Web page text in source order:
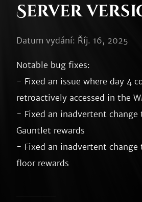
Server
Datum vydání: Říj. 16, 2025
Notable bug fixes:
- Fixed an issue where day 4
retroactively accessed in the
- Fixed an inadvertent change
Gauntlet rewards
- Fixed an inadvertent change